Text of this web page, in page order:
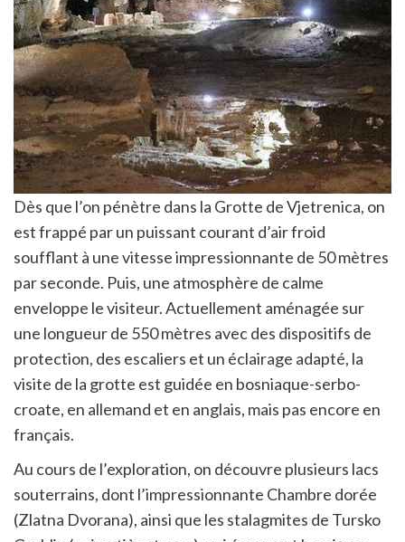
Dès que l’on pénètre dans la Grotte de Vjetrenica, on
est frappé par un puissant courant d’air froid
soufflant à une vitesse impressionnante de 50 mètres
par seconde. Puis, une atmosphère de calme
enveloppe le visiteur. Actuellement aménagée sur
une longueur de 550 mètres avec des dispositifs de
protection, des escaliers et un éclairage adapté, la
visite de la grotte est guidée en bosniaque-serbo-
croate, en allemand et en anglais, mais pas encore en
français.
Au cours de l’exploration, on découvre plusieurs lacs
souterrains, dont l’impressionnante Chambre dorée
(Zlatna Dvorana), ainsi que les stalagmites de Tursko